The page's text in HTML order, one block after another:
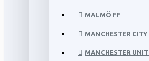
MALMÖ FF
MANCHESTER CITY
MANCHESTER